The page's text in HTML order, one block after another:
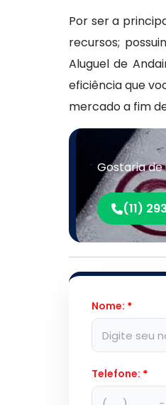
Por ser a
recursos;
Aluguel de
eficiência que
mercado a fim
Gostaria
(11)
Nome: *
Telefone: *